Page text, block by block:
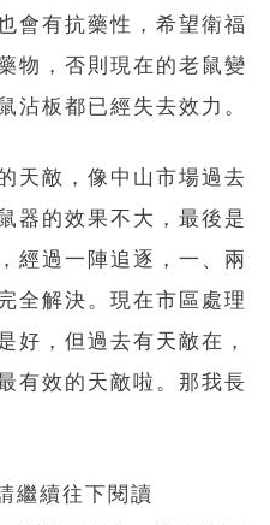
會有抗藥性，希望衛福
物，否則現在的老鼠變
沾板都已經失去效力。
天敵，像中山市場過去
器的效果不大，最後是
經過一陣追逐，一、兩
全解決。現在市區處理
好，但過去有天敵在，
有效的天敵啦。那我長
繼續往下閱讀